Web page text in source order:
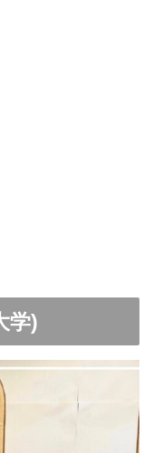
学)